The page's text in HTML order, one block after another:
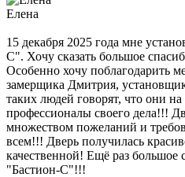
Елена
15 декабря 2025 года мне
С". Хочу сказать большое
Особенно хочу поблагодарить
замерщика Дмитрия,
таких людей говорят, что они на
профессионалы своего дела!!!
множеством пожеланий и
всем!!! Дверь получилась
качественной! Ещё раз большое
"Бастион-С"!!!